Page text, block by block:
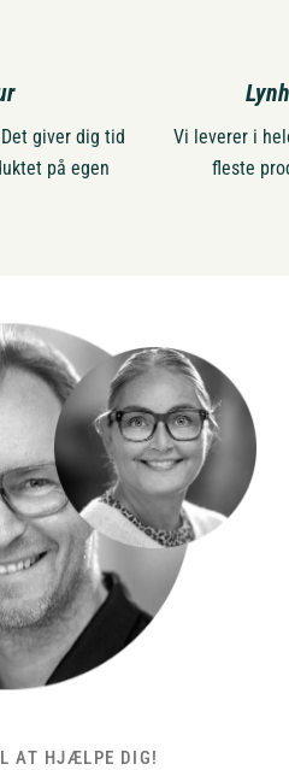
giver dig tid
på egen
Vi leverer i
fleste
AT HJÆLPE DIG!